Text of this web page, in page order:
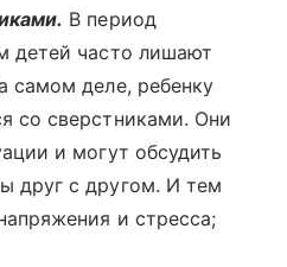
В период
детей часто лишают
самом деле, ребенку
со сверстниками. Они
и могут обсудить
друг с другом. И тем
и стресса;